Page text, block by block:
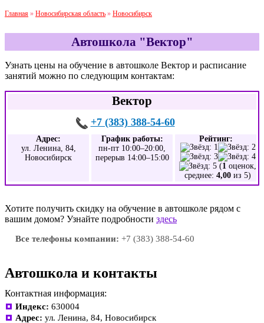
Главная » Новосибирская область » Новосибирск
Автошкола "Вектор"
Узнать цены на обучение в автошколе Вектор и расписание
занятий можно по следующим контактам:
Вектор
+7 (383) 388-54-60
Адрес:
ул. Ленина, 84,
Новосибирск
График работы:
пн-пт 10:00–20:00,
перерыв 14:00–15:00
Рейтинг:
(1 оценок,
среднее: 4,00 из 5)
Хотите получить скидку на обучение в автошколе рядом с
вашим домом? Узнайте подробности здесь
Все телефоны компании: +7 (383) 388-54-60
Автошкола и контакты
Контактная информация:
Индекс: 630004
Адрес: ул. Ленина, 84, Новосибирск